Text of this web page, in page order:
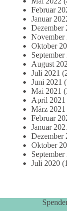
Februar
Januar
Dezember
November
Oktober
September
August
Juli 2021
Juni 2021
Mai 2021
April 2021
März 2021
Februar
Januar
Dezember
Oktober
September
Juli 2020